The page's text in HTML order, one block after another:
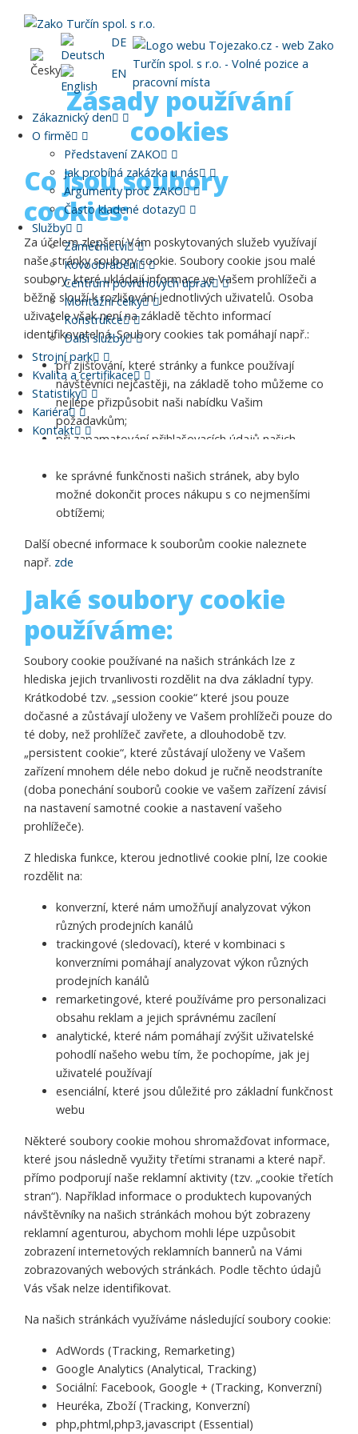
DE
EN
Zákaznický den
O firmě
Představení ZAKO
Jak probíhá zakázka u nás
Argumenty proč ZAKO
Často kladené dotazy
Služby
Zámečnictví
Kovoobrábění
Centrum povrchových úprav
Montážní celky
Konstrukce
Další služby
Strojní park
Kvalita a certifikace
Statistiky
Kariéra
Kontakt
Zásady používání
cookies
Co jsou soubory
cookies:
Za účelem zlepšení Vám poskytovaných služeb využívají
naše stránky soubory cookie. Soubory cookie jsou malé
soubory, které ukládají informace ve Vašem prohlížeči a
běžně slouží k rozlišování jednotlivých uživatelů. Osoba
uživatele však není na základě těchto informací
identifikovatelná. Soubory cookies tak pomáhají např.:
při zjišťování, které stránky a funkce používají
návštěvníci nejčastěji, na základě toho můžeme co
nejlépe přizpůsobit naši nabídku Vašim
požadavkům;
při zapamatování přihlašovacích údajů našich
ke správné funkčnosti našich stránek, aby bylo
možné dokončit proces nákupu s co nejmenšími
obtížemi;
Další obecné informace k souborům cookie naleznete
např. zde
Jaké soubory cookie
používáme:
Soubory cookie používané na našich stránkách lze z
hlediska jejich trvanlivosti rozdělit na dva základní typy.
Krátkodobé tzv. „session cookie“ které jsou pouze
dočasné a zůstávají uloženy ve Vašem prohlížeči pouze do
té doby, než prohlížeč zavřete, a dlouhodobě tzv.
„persistent cookie“, které zůstávají uloženy ve Vašem
zařízení mnohem déle nebo dokud je ručně neodstraníte
(doba ponechání souborů cookie ve vašem zařízení závisí
na nastavení samotné cookie a nastavení vašeho
prohlížeče).
Z hlediska funkce, kterou jednotlivé cookie plní, lze cookie
rozdělit na:
konverzní, které nám umožňují analyzovat výkon
různých prodejních kanálů
trackingové (sledovací), které v kombinaci s
konverzními pomáhají analyzovat výkon různých
prodejních kanálů
remarketingové, které používáme pro personalizaci
obsahu reklam a jejich správnému zacílení
analytické, které nám pomáhají zvýšit uživatelské
pohodlí našeho webu tím, že pochopíme, jak jej
uživatelé používají
esenciální, které jsou důležité pro základní funkčnost
webu
Některé soubory cookie mohou shromažďovat informace,
které jsou následně využity třetími stranami a které např.
přímo podporují naše reklamní aktivity (tzv. „cookie třetích
stran“). Například informace o produktech kupovaných
návštěvníky na našich stránkách mohou být zobrazeny
reklamní agenturou, abychom mohli lépe uzpůsobit
zobrazení internetových reklamních bannerů na Vámi
zobrazovaných webových stránkách. Podle těchto údajů
Vás však nelze identifikovat.
Na našich stránkách využíváme následující soubory cookie:
AdWords (Tracking, Remarketing)
Google Analytics (Analytical, Tracking)
Sociální: Facebook, Google + (Tracking, Konverzní)
Heuréka, Zboží (Tracking, Konverzní)
php,phtml,php3,javascript (Essential)